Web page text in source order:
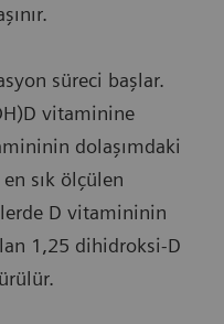
süreci başlar.
vitaminine
dolaşımdaki
sık ölçülen
D vitamininin
1,25 dihidroksi-D